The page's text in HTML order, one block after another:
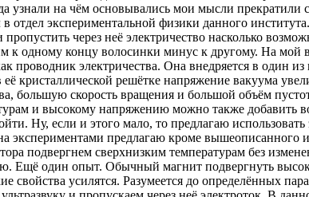
узнали на чём основывались мои мысли
отдел экспериментальной физики данного
пропустить через неё электричество насколько
одному концу волосинки минус к другому. На мой
проводник электричества. Она внедряется в один
кристаллической решётке напряжение вакуума
большую скорость вращения и большой объём
и высокому напряжению можно также добавить
Ну, если и этого мало, то предлагаю
экспериментами предлагаю кроме
подвергнем сверхнизким температурам без
Ещё один опыт. Обычный магнит подвергнуть
свойства усилятся. Разумеется до определённых